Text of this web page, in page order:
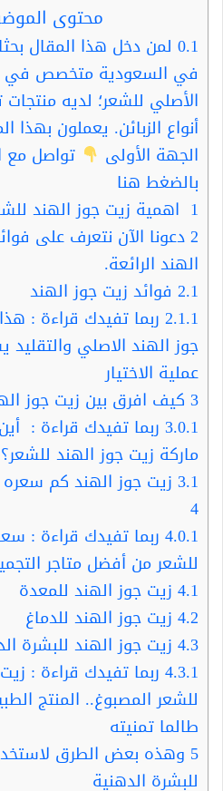
محتوى
0.1 لمن دخل هذا المقال
في السعودية متخصص في
الأصلي للشعر؛ لديه
أنواع الزبائن. يعملون بهذا
الجهة الأولى
تواصل مع
بالضغط هنا
1 اهمية زيت جوز الهند
2دعونا الآن نتعرف على
الهند الرائعة.
2.1 فوائد زيت جوز الهند
2.1.1 ربما تفيدك قراءة :
جوز الهند الاصلي
عملية الاختيار
3 كيف افرق بين زيت جوز
3.0.1 ربما تفيدك قراءة :
ماركة زيت جوز الهند للشعر؟
3.1 زيت جوز الهند كم سعره
4
4.0.1 ربما تفيدك قراءة :
للشعر من أفضل متاجر
4.1 زيت جوز الهند للمعدة
4.2 زيت جوز الهند للدماغ
4.3 زيت جوز الهند للبشرة
4.3.1 ربما تفيدك قراءة :
للشعر المصبوغ.. المنتج
طالما تمنيته
5 وهذه بعض الطرق
للبشرة الدهنية